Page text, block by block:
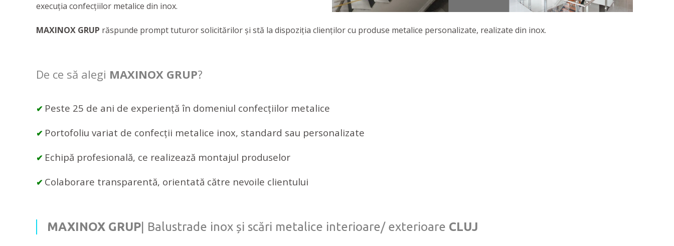
execuția confecțiilor metalice din inox.
MAXINOX GRUP răspunde prompt tuturor solicitărilor și stă la dispoziția clienților cu produse metalice personalizate, realizate din inox.
De ce să alegi MAXINOX GRUP?
✔ Peste 25 de ani de experiență în domeniul confecțiilor metalice
✔ Portofoliu variat de confecții metalice inox, standard sau personalizate
✔ Echipă profesională, ce realizează montajul produselor
✔ Colaborare transparentă, orientată către nevoile clientului
MAXINOX GRUP | Balustrade inox și scări metalice interioare/ exterioare CLUJ